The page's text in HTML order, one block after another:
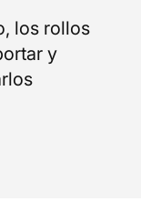
los rollos
y